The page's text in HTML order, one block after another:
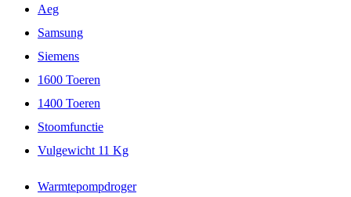
Aeg
Samsung
Siemens
1600 Toeren
1400 Toeren
Stoomfunctie
Vulgewicht 11 Kg
Warmtepompdroger